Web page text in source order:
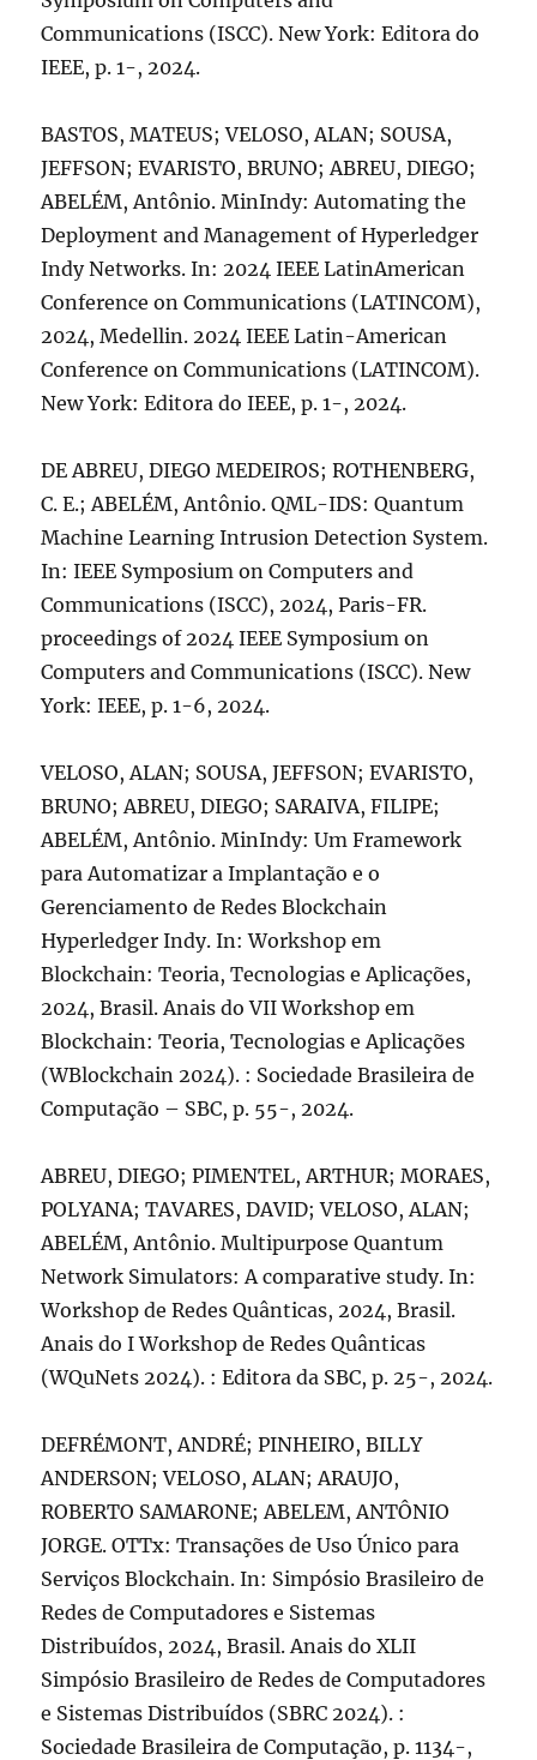
Communications (ISCC). New York: Editora do
IEEE, p. 1-, 2024.
BASTOS, MATEUS; VELOSO, ALAN; SOUSA,
JEFFSON; EVARISTO, BRUNO; ABREU, DIEGO;
ABELÉM, Antônio. MinIndy: Automating the
Deployment and Management of Hyperledger
Indy Networks. In: 2024 IEEE LatinAmerican
Conference on Communications (LATINCOM),
2024, Medellin. 2024 IEEE Latin-American
Conference on Communications (LATINCOM).
New York: Editora do IEEE, p. 1-, 2024.
DE ABREU, DIEGO MEDEIROS; ROTHENBERG,
C. E.; ABELÉM, Antônio. QML-IDS: Quantum
Machine Learning Intrusion Detection System.
In: IEEE Symposium on Computers and
Communications (ISCC), 2024, Paris-FR.
proceedings of 2024 IEEE Symposium on
Computers and Communications (ISCC). New
York: IEEE, p. 1-6, 2024.
VELOSO, ALAN; SOUSA, JEFFSON; EVARISTO,
BRUNO; ABREU, DIEGO; SARAIVA, FILIPE;
ABELÉM, Antônio. MinIndy: Um Framework
para Automatizar a Implantação e o
Gerenciamento de Redes Blockchain
Hyperledger Indy. In: Workshop em
Blockchain: Teoria, Tecnologias e Aplicações,
2024, Brasil. Anais do VII Workshop em
Blockchain: Teoria, Tecnologias e Aplicações
(WBlockchain 2024). : Sociedade Brasileira de
Computação – SBC, p. 55-, 2024.
ABREU, DIEGO; PIMENTEL, ARTHUR; MORAES,
POLYANA; TAVARES, DAVID; VELOSO, ALAN;
ABELÉM, Antônio. Multipurpose Quantum
Network Simulators: A comparative study. In:
Workshop de Redes Quânticas, 2024, Brasil.
Anais do I Workshop de Redes Quânticas
(WQuNets 2024). : Editora da SBC, p. 25-, 2024.
DEFRÉMONT, ANDRÉ; PINHEIRO, BILLY
ANDERSON; VELOSO, ALAN; ARAUJO,
ROBERTO SAMARONE; ABELEM, ANTÔNIO
JORGE. OTTx: Transações de Uso Único para
Serviços Blockchain. In: Simpósio Brasileiro de
Redes de Computadores e Sistemas
Distribuídos, 2024, Brasil. Anais do XLII
Simpósio Brasileiro de Redes de Computadores
e Sistemas Distribuídos (SBRC 2024). :
Sociedade Brasileira de Computação, p. 1134-,